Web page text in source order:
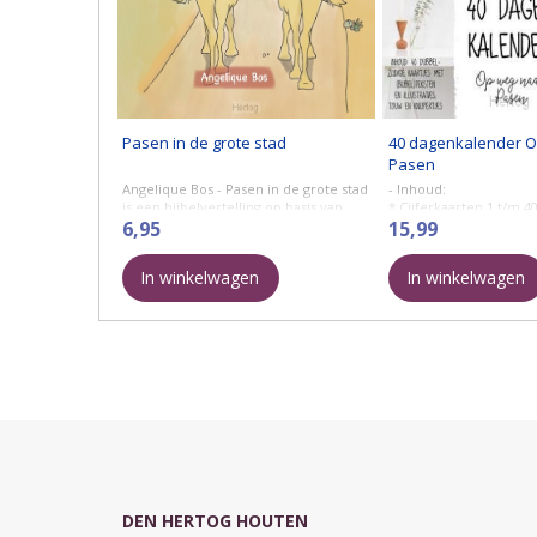
Pasen in de grote stad
Angelique Bos - Pasen in de grote stad
is een bijbelvertelling op basis van
Markus 11 en 14 tot en met 16, op AVI
E3-niveau. Geschikt ...
6,95
In winkelwagen
40 dagenkalender
Pasen
- Inhoud:
* Cijferkaarten 1 t/m
bedrukt
* 1 voorbeeldkaart
* 40 knijpertjes mini
* 8 meter touw
15,99
In winkelwagen
DEN HERTOG HOUTEN